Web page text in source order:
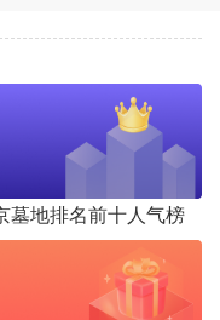
墓地排名前十人气榜